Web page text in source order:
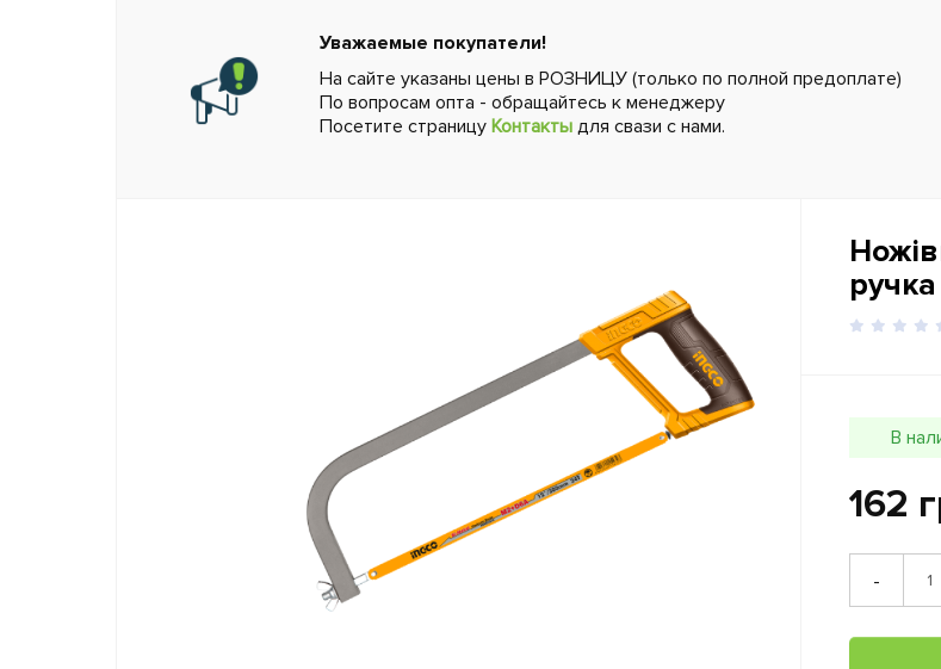
Уважаемые покупатели!
На сайте указаны цены в РОЗНИЦУ (только по полной предоплате)
По вопросам опта - обращайтесь к менеджеру
Посетите страницу Контакты для свази с нами.
В
162
-